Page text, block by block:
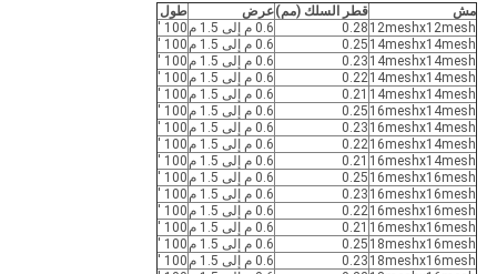
مش قطر السلك (مم)عرض
طول
12meshx12mesh
0.28 0.6 م إلى 1.5 م
100 '
14meshx14mesh
0.25 0.6 م إلى 1.5 م
100 '
14meshx14mesh
0.23 0.6 م إلى 1.5 م
100 '
14meshx14mesh
0.22 0.6 م إلى 1.5 م
100 '
14meshx14mesh
0.21 0.6 م إلى 1.5 م
100 '
16meshx14mesh
0.25 0.6 م إلى 1.5 م
100 '
16meshx14mesh
0.23 0.6 م إلى 1.5 م
100 '
16meshx14mesh
0.22 0.6 م إلى 1.5 م
100 '
16meshx14mesh
0.21 0.6 م إلى 1.5 م
100 '
16meshx16mesh
0.25 0.6 م إلى 1.5 م
100 '
16meshx16mesh
0.23 0.6 م إلى 1.5 م
100 '
16meshx16mesh
0.22 0.6 م إلى 1.5 م
100 '
16meshx16mesh
0.21 0.6 م إلى 1.5 م
100 '
18meshx16mesh
0.25 0.6 م إلى 1.5 م
100 '
18meshx16mesh
0.23 0.6 م إلى 1.5 م
100 '